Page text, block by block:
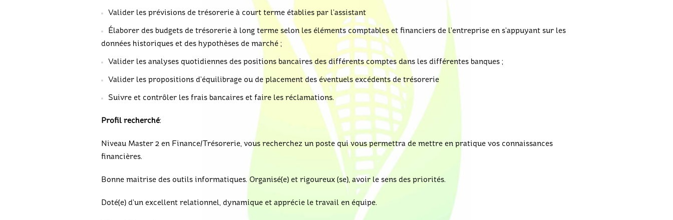
Valider les prévisions de trésorerie à court terme établies par l’assistant
Élaborer des budgets de trésorerie à long terme selon les éléments comptables et financiers de l’entreprise en s’appuyant sur les
données historiques et des hypothèses de marché ;
Valider les analyses quotidiennes des positions bancaires des différents comptes dans les différentes banques ;
Valider les propositions d’équilibrage ou de placement des éventuels excédents de trésorerie
Suivre et contrôler les frais bancaires et faire les réclamations.
Profil recherché:
Niveau Master 2 en Finance/Trésorerie, vous recherchez un poste qui vous permettra de mettre en pratique vos connaissances
financières.
Bonne maitrise des outils informatiques. Organisé(e) et rigoureux (se), avoir le sens des priorités.
Doté(e) d’un excellent relationnel, dynamique et apprécie le travail en équipe.